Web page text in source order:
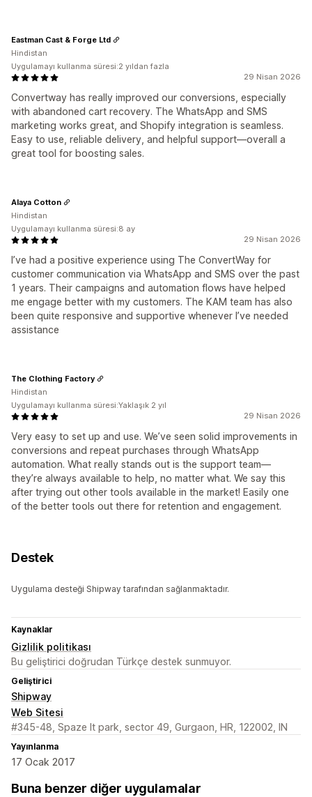
29 Nisan 2026
Convertway has really improved our conversions, especially
with abandoned cart recovery. The WhatsApp and SMS
marketing works great, and Shopify integration is seamless.
Easy to use, reliable delivery, and helpful support—overall a
great tool for boosting sales.
Eastman Cast & Forge Ltd
Hindistan
Uygulamayı kullanma süresi:2 yıldan fazla
29 Nisan 2026
I’ve had a positive experience using The ConvertWay for
customer communication via WhatsApp and SMS over the past
1 years. Their campaigns and automation flows have helped
me engage better with my customers. The KAM team has also
been quite responsive and supportive whenever I’ve needed
assistance
Alaya Cotton
Hindistan
Uygulamayı kullanma süresi:8 ay
29 Nisan 2026
Very easy to set up and use. We’ve seen solid improvements in
conversions and repeat purchases through WhatsApp
automation. What really stands out is the support team—
they’re always available to help, no matter what. We say this
after trying out other tools available in the market! Easily one
of the better tools out there for retention and engagement.
The Clothing Factory
Hindistan
Uygulamayı kullanma süresi:Yaklaşık 2 yıl
Destek
Uygulama desteği Shipway tarafından sağlanmaktadır.
Kaynaklar
Gizlilik politikası
Bu geliştirici doğrudan Türkçe destek sunmuyor.
Geliştirici
Shipway
Web Sitesi
#345-48, Spaze It park, sector 49, Gurgaon, HR, 122002, IN
Yayınlanma
17 Ocak 2017
Buna benzer diğer uygulamalar